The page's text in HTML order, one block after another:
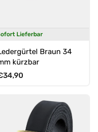
Lieferbar
Braun 34
kürzbar
Preis